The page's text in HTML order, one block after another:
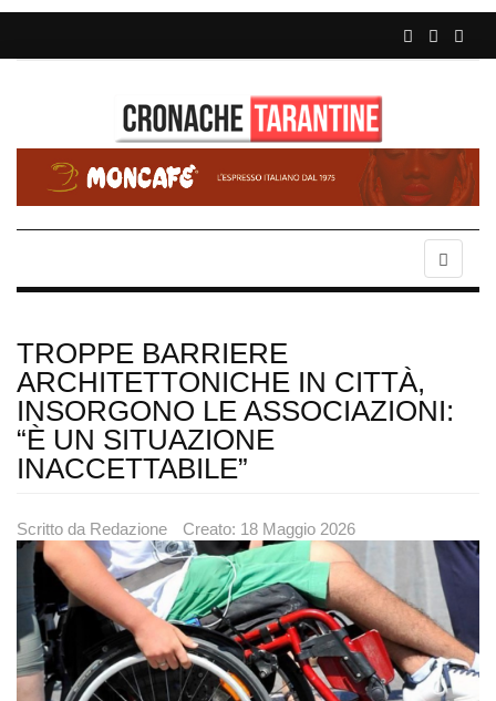
TROPPE BARRIERE
ARCHITETTONICHE IN CITTÀ,
INSORGONO LE ASSOCIAZIONI:
“È UN SITUAZIONE
INACCETTABILE”
Scritto da Redazione Creato: 18 Maggio 2026